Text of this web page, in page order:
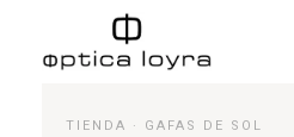
content
TIENDA · GAFAS DE SOL